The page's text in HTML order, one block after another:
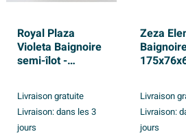
Royal Plaza
Violeta Baignoire
semi-îlot -
mat
Livraison gratuite
Livraison:dans les 3
jours
Zeza
crème mat
Livraison
Livraison:
jours